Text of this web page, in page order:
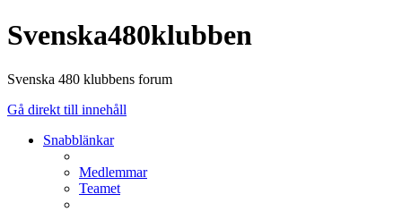
Svenska480klubben
Svenska 480 klubbens forum
Gå direkt till innehåll
Snabblänkar
Medlemmar
Teamet